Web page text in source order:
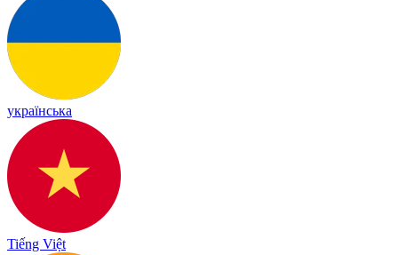
українська
Tiếng Việt